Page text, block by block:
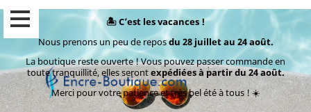
🏝️ C’est les vacances !
Nous prenons un peu de reposdu 28 juillet au 24 août.
La boutique reste ouverte ! Vous pouvez passer commande en
toute tranquillité, elles serontexpédiées à partir du 24 août.
Merci pour votre patience et très bel été à tous ! ☀️